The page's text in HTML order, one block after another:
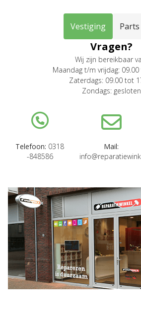
Vestiging
Vragen?
Wij zijn bereikbaar
Maandag t/m vrijdag:
Zaterdags: 09.00 tot
Zondags: gesloten
Telefoon: 0318
-848586
Mail: